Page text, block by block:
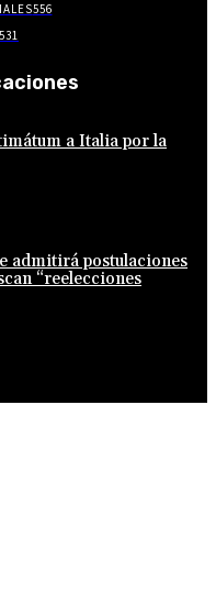
556
531
a Italia por la
admitirá postulaciones
“reelecciones